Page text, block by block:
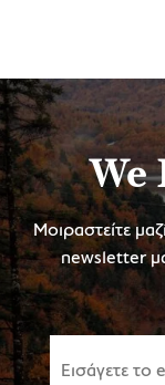
We
Μοιραστείτε
newsletter